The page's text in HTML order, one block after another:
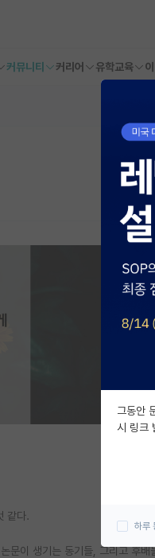
커뮤니티 커리어 유학교육
같다.
문이 생기는 동기들, 그리고 후
그동안
시 링크
하루